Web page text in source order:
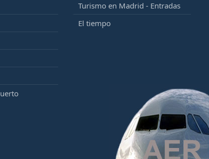
Turismo en Madrid - Entradas
El tiempo